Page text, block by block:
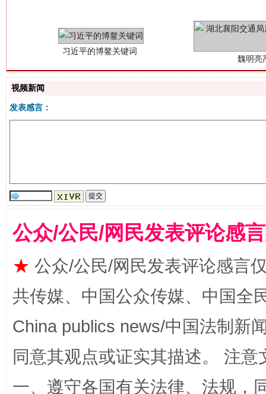
揭批美国五大"原罪" "
视频新闻
发表感言：
公众/公民/网民发表评论感
★ 公众/公民/网民发表评论感言
共传媒、中国公众传媒、中国全
China publics news/中国法制新
同意其观点或证实其描述。 注
一、遵守各国有关法律、法规，